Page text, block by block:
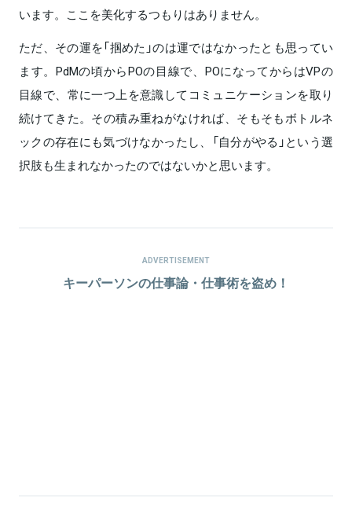
います。ここを美化するつもりはありません。
ただ、その運を「掴めた」のは運ではなかったとも思ってい
ます。PdMの頃からPOの目線で、POになってからはVPの
目線で、常に一つ上を意識してコミュニケーションを取り
続けてきた。その積み重ねがなければ、そもそもボトルネ
ックの存在にも気づけなかったし、「自分がやる」という選
択肢も生まれなかったのではないかと思います。
ADVERTISEMENT
キーパーソンの仕事論・仕事術を盗め！